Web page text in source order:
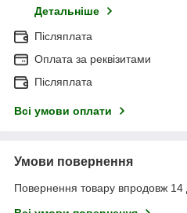
Детальніше
Післяплата
Оплата за реквізитами
Післяплата
Всі умови оплати
Умови повернення
Повернення товару впродовж 14